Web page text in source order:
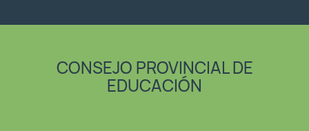
CONSEJO PROVINCIAL DE
EDUCACIÓN